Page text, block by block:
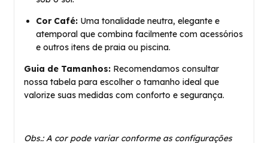
Cor Café: Uma tonalidade neutra, elegante e
atemporal que combina facilmente com acessórios
e outros itens de praia ou piscina.
Guia de Tamanhos: Recomendamos consultar
nossa tabela para escolher o tamanho ideal que
valorize suas medidas com conforto e segurança.
Obs.: A cor pode variar conforme as configurações